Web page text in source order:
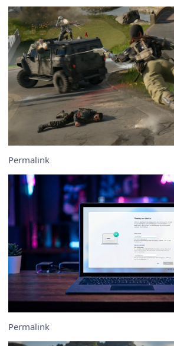
Permalink
Permalink